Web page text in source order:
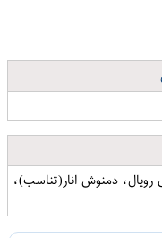
دمنوش انار(تناسب)،